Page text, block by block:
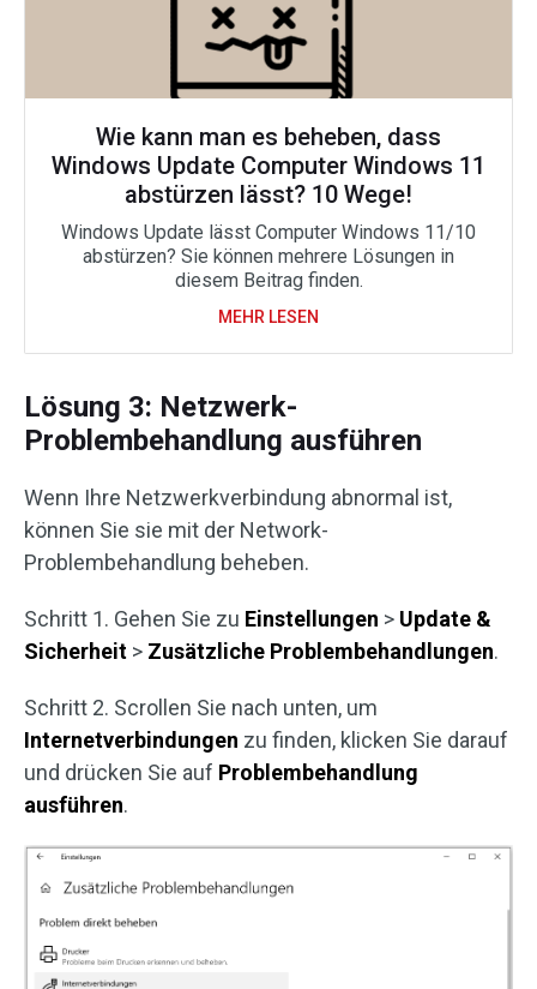
Wie kann man es beheben, dass
Windows Update Computer Windows 11
abstürzen lässt? 10 Wege!
Windows Update lässt Computer Windows 11/10
abstürzen? Sie können mehrere Lösungen in
diesem Beitrag finden.
MEHR LESEN
Lösung 3: Netzwerk-
Problembehandlung ausführen
Wenn Ihre Netzwerkverbindung abnormal ist,
können Sie sie mit der Network-
Problembehandlung beheben.
Schritt 1. Gehen Sie zu Einstellungen > Update &
Sicherheit > Zusätzliche Problembehandlungen.
Schritt 2. Scrollen Sie nach unten, um
Internetverbindungen zu finden, klicken Sie darauf
und drücken Sie auf Problembehandlung
ausführen.